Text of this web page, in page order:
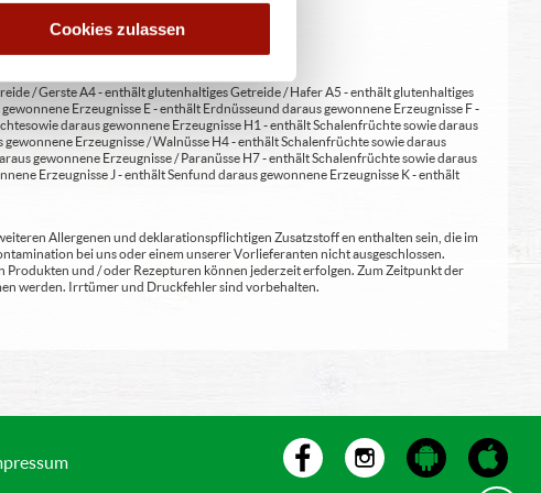
Cookies zulassen
/ Gerste A4 - enthält glutenhaltiges Getreide / Hafer A5 - enthält glutenhaltiges
Erzeugnisse E - enthält Erdnüsse und daraus gewonnene Erzeugnisse F -
sowie daraus gewonnene Erzeugnisse H1 - enthält Schalenfrüchte sowie daraus
Erzeugnisse / Walnüsse H4 - enthält Schalenfrüchte sowie daraus
gewonnene Erzeugnisse / Paranüsse H7 - enthält Schalenfrüchte sowie daraus
Erzeugnisse J - enthält Senf und daraus gewonnene Erzeugnisse K - enthält
Allergenen und deklarationspflichtigen Zusatzstoff en enthalten sein, die im
bei uns oder einem unserer Vorlieferanten nicht ausgeschlossen.
und / oder Rezepturen können jederzeit erfolgen. Zum Zeitpunkt der
werden. Irrtümer und Druckfehler sind vorbehalten.